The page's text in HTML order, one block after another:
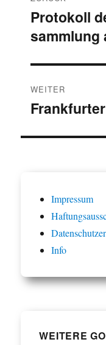
Vorheriger
Beitrag:
Protokoll
samm­lung
WEITER
Nächster
Impressum
Info
WEITERE